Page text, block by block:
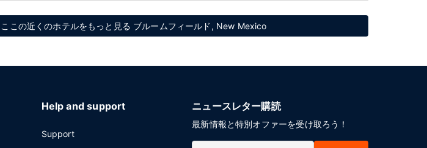
ここの近くのホテルをもっと見る ブルームフィールド, New Mexico
Help and support
Support
ニュースレター購読
最新情報と特別オファーを受け取ろう！